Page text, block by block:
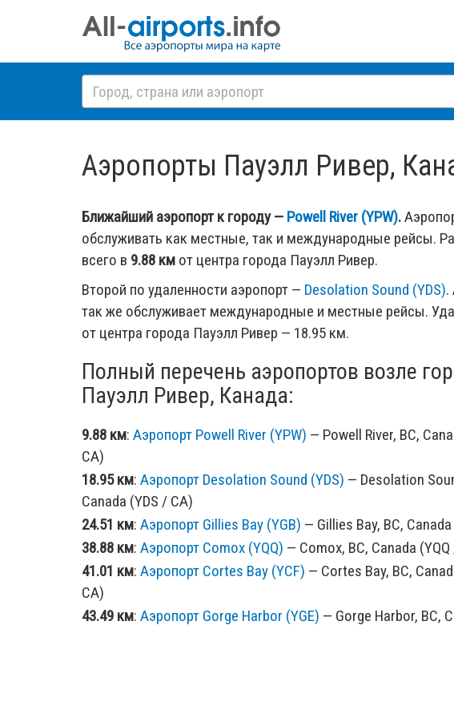
Аэропорты Пауэлл Ривер,
Ближайший аэропорт к городу — Powell River (YPW).
обслуживать как местные, так и международные рейсы.
всего в 9.88 км от центра города Пауэлл Ривер.
Второй по удаленности аэропорт — Desolation Sound (YDS).
так же обслуживает международные и местные рейсы.
от центра города Пауэлл Ривер — 18.95 км.
Полный перечень аэропортов возле
Пауэлл Ривер, Канада:
9.88 км: Аэропорт Powell River (YPW) — Powell River, BC,
CA)
18.95 км: Аэропорт Desolation Sound (YDS) — Desolation
Canada (YDS / CA)
24.51 км: Аэропорт Gillies Bay (YGB) — Gillies Bay, BC,
38.88 км: Аэропорт Comox (YQQ) — Comox, BC, Canada
41.01 км: Аэропорт Cortes Bay (YCF) — Cortes Bay, BC,
CA)
43.49 км: Аэропорт Gorge Harbor (YGE) — Gorge Harbor, BC,